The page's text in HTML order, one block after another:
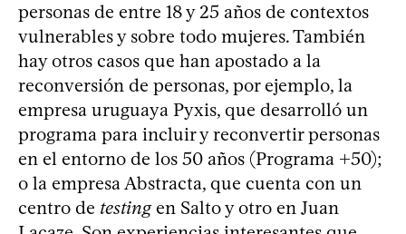
personas de entre 18 y 25 años de contextos
vulnerables y sobre todo mujeres. También
hay otros casos que han apostado a la
reconversión de personas, por ejemplo, la
empresa uruguaya Pyxis, que desarrolló un
programa para incluir y reconvertir personas
en el entorno de los 50 años (Programa +50);
o la empresa Abstracta, que cuenta con un
centro de testingen Salto y otro en Juan